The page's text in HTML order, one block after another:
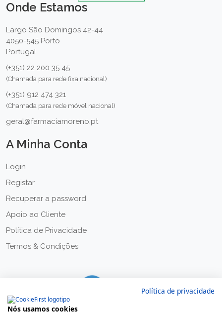
Onde Estamos
Largo São Domingos 42-44
4050-545 Porto
Portugal
(+351) 22 200 35 45
(Chamada para rede fixa nacional)
(+351) 912 474 321
(Chamada para rede móvel nacional)
geral@farmaciamoreno.pt
A Minha Conta
Login
Registar
Recuperar a password
Apoio ao Cliente
Política de Privacidade
Termos & Condições
Política de privacidade
Nós usamos cookies